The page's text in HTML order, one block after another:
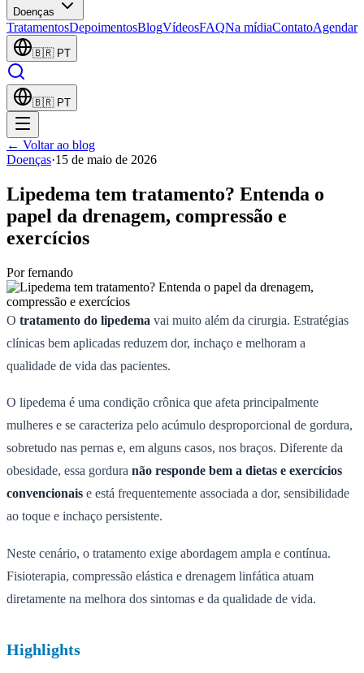
Doenças
TratamentosDepoimentosBlogVídeosFAQNa mídiaContatoAgendar
🇧🇷 PT
🇧🇷 PT
← Voltar ao blog
Doenças·15 de maio de 2026
Lipedema tem tratamento? Entenda o
papel da drenagem, compressão e
exercícios
Porfernando
O tratamento do lipedema vai muito além da cirurgia. Estratégias
clínicas bem aplicadas reduzem dor, inchaço e melhoram a
qualidade de vida das pacientes.
O lipedema é uma condição crônica que afeta principalmente
mulheres e se caracteriza pelo acúmulo desproporcional de gordura,
sobretudo nas pernas e, em alguns casos, nos braços. Diferente da
obesidade, essa gordura não responde bem a dietas e exercícios
convencionais e está frequentemente associada a dor, sensibilidade
ao toque e inchaço persistente.
Neste cenário, o tratamento exige abordagem ampla e contínua.
Fisioterapia, compressão elástica e drenagem linfática atuam
diretamente na melhora dos sintomas e da qualidade de vida.
Highlights